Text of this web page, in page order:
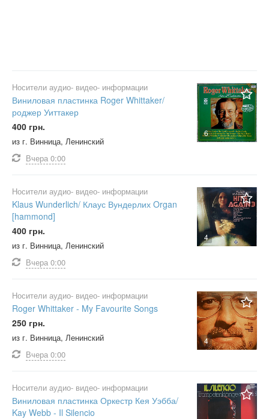
6
Носители аудио- видео- информации
Виниловая пластинка Roger Whittaker/
роджер Уиттакер
400 грн.
из г. Винница, Ленинский
Вчера 0:00
4
Носители аудио- видео- информации
Klaus Wunderlich/ Клаус Вундерлих Organ
[hammond]
400 грн.
из г. Винница, Ленинский
Вчера 0:00
4
Носители аудио- видео- информации
Roger Whittaker - My Favourite Songs
250 грн.
из г. Винница, Ленинский
Вчера 0:00
Носители аудио- видео- информации
Виниловая пластинка Оркестр Кея Уэбба/
Kay Webb - Il Silencio